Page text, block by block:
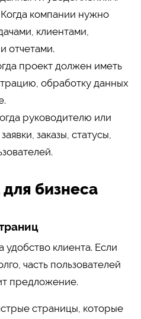
Когда компании нужно
клиентами,
отчетами.
проект должен иметь
обработку данных
руководителю или
заказы, статусы,
бизнеса
удобство клиента. Если
часть пользователей
предложение.
страницы, которые